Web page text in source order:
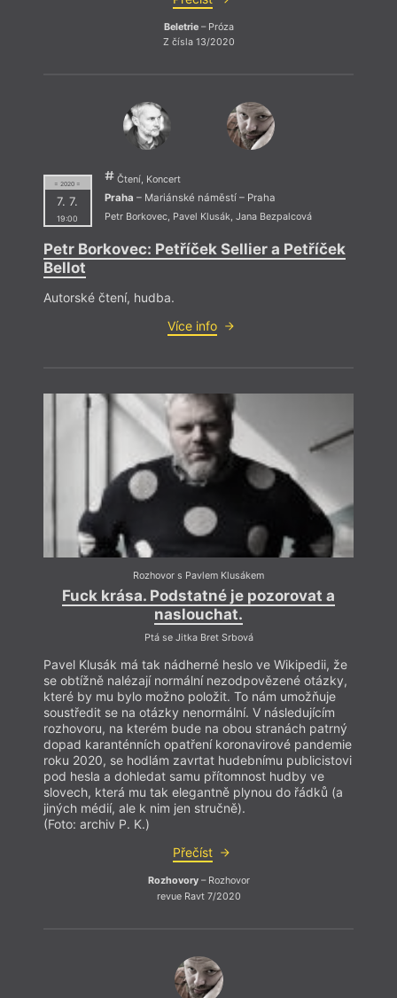
Beletrie– Próza
Z čísla 13/2020
= 2020 =
7. 7.
19:00
Čtení, Koncert
Praha – Mariánské náměstí – Praha
Petr Borkovec, Pavel Klusák,Jana Bezpalcová
Petr Borkovec: Petříček Sellier a Petříček
Bellot
Autorské čtení, hudba.
Více info
Rozhovor s Pavlem Klusákem
Fuck krása. Podstatné je pozorovat a
naslouchat.
Ptá se Jitka Bret Srbová
Pavel Klusák má tak nádherné heslo ve Wikipedii, že
se obtížně nalézají normální nezodpovězené otázky,
které by mu bylo možno položit. To nám umožňuje
soustředit se na otázky nenormální. V následujícím
rozhovoru, na kterém bude na obou stranách patrný
dopad karanténních opatření koronavirové pandemie
roku 2020, se hodlám zavrtat hudebnímu publicistovi
pod hesla a dohledat samu přítomnost hudby ve
slovech, která mu tak elegantně plynou do řádků (a
jiných médií, ale k nim jen stručně).
(Foto: archiv P. K.)
Přečíst
Rozhovory– Rozhovor
revue Ravt 7/2020